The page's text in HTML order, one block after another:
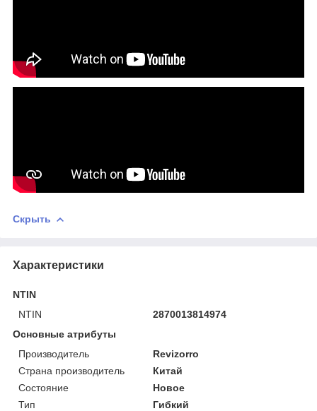
Скрыть
Характеристики
NTIN
NTIN
2870013814974
Основные атрибуты
Производитель
Revizorro
Страна производитель
Китай
Состояние
Новое
Тип
Гибкий